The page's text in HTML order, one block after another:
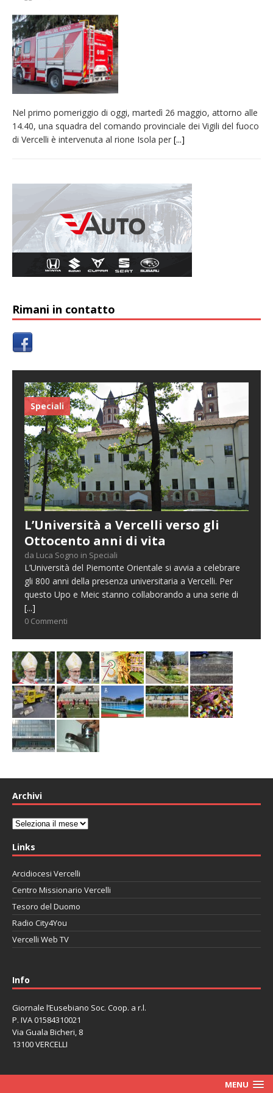
Estate di sagre anche per i mezzi storici della
collezione della Fondazione Marazzato
Pro vs Saluzzo, amichevole di buon riscontro
Piscina ex Enal non balneabile dopo i controlli
dell’Asl. Il Comune: «Misura precauzionale e
provvisoria»
Dieci anni fa l’ingresso a Vercelli
dell’arcivescovo mons. Marco Arnolfo
Nel primo pomeriggio di oggi, martedì 26 maggio, attorno alle
14.40, una squadra del comando provinciale dei Vigili del fuoco
di Vercelli è intervenuta al rione Isola per [...]
Rimani in contatto
Speciali
L’Università a Vercelli verso gli
Ottocento anni di vita
da Luca Sogno in Speciali
L’Università del Piemonte Orientale si avvia a celebrare
gli 800 anni della presenza universitaria a Vercelli. Per
questo Upo e Meic stanno collaborando a una serie di
[...]
0 Commenti
Archivi
Archivi
Links
Arcidiocesi Vercelli
Centro Missionario Vercelli
Tesoro del Duomo
Radio City4You
Vercelli Web TV
Info
Giornale l’Eusebiano Soc. Coop. a r.l.
P. IVA 01584310021
Via Guala Bicheri, 8
13100 VERCELLI
MENU